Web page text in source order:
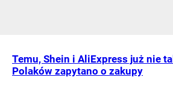
Temu, Shein i AliExpress już nie
Polaków zapytano o zakupy